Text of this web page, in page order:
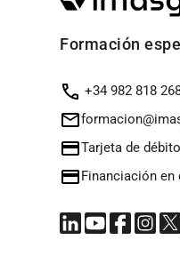
Formación
+34 982 818
Tarjeta de
Financiación